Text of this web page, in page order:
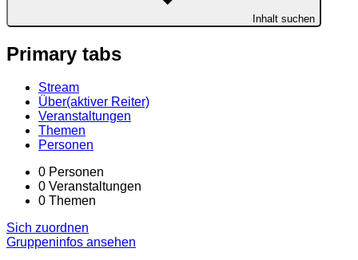
Inhalt suchen
Primary tabs
Stream
Über(aktiver Reiter)
Veranstaltungen
Themen
Personen
0 Personen
0 Veranstaltungen
0 Themen
Sich zuordnen
Gruppeninfos ansehen